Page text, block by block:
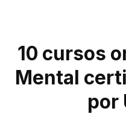
10 cursos
Mental
por